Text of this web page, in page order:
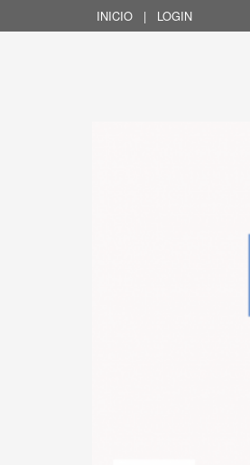
INICIO | LOGIN